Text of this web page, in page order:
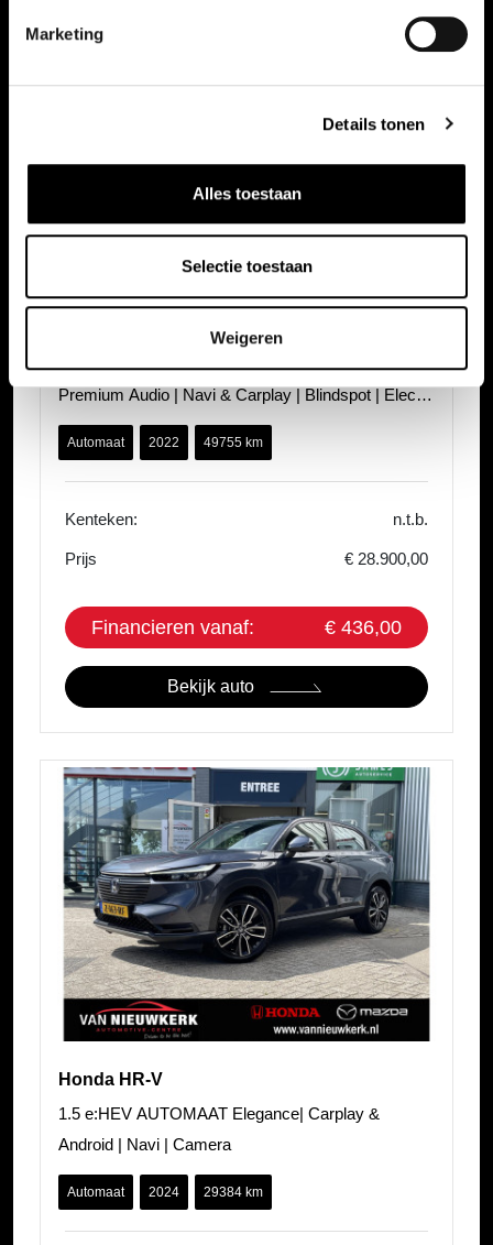
Marketing
Details tonen
Alles toestaan
Selectie toestaan
Weigeren
1.5 i-MMD 131pk Automaat Advance Style |
Premium Audio | Navi & Carplay | Blindspot | Elec.
Klep | Stoel&Stuur Verwarming |
Automaat 2022 49755 km
Kenteken: n.t.b.
Prijs € 28.900,00
Financieren vanaf: € 436,00
Bekijk auto
Honda HR-V
1.5 e:HEV AUTOMAAT Elegance| Carplay &
Android | Navi | Camera
Automaat 2024 29384 km